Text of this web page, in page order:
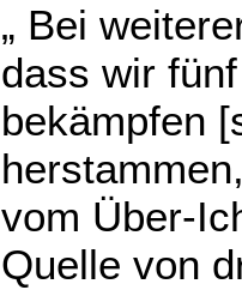
„ Bei
dass wir
bekämpfen
vom Über-
Quelle von